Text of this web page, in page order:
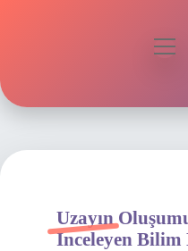
Hakkımızda
Uzayın
Inceleyen Bilim